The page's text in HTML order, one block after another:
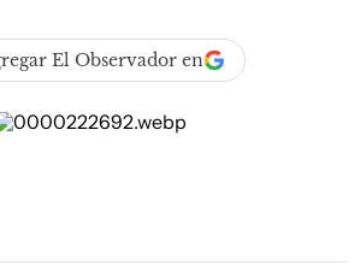
El Observador en